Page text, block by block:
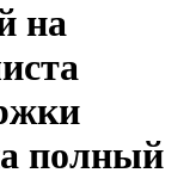
на
полный